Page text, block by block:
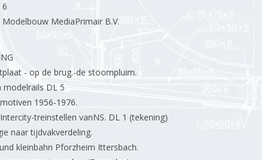
6
Modelbouw MediaPrimair B.V.
- op de brug.-de stoompluim.
modelrails DL 5
1956-1976.
treinstellen vanNS. DL 1 (tekening)
naar tijdvakverdeling.
kleinbahn Pforzheim Ittersbach.